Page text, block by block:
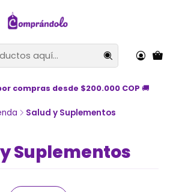
compras desde $200.000 COP 🚚
Salud y Suplementos
Suplementos